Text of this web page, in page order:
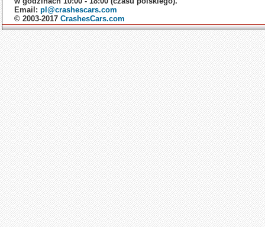
Email: pl@crashescars.com
© 2003-2017 CrashesCars.com